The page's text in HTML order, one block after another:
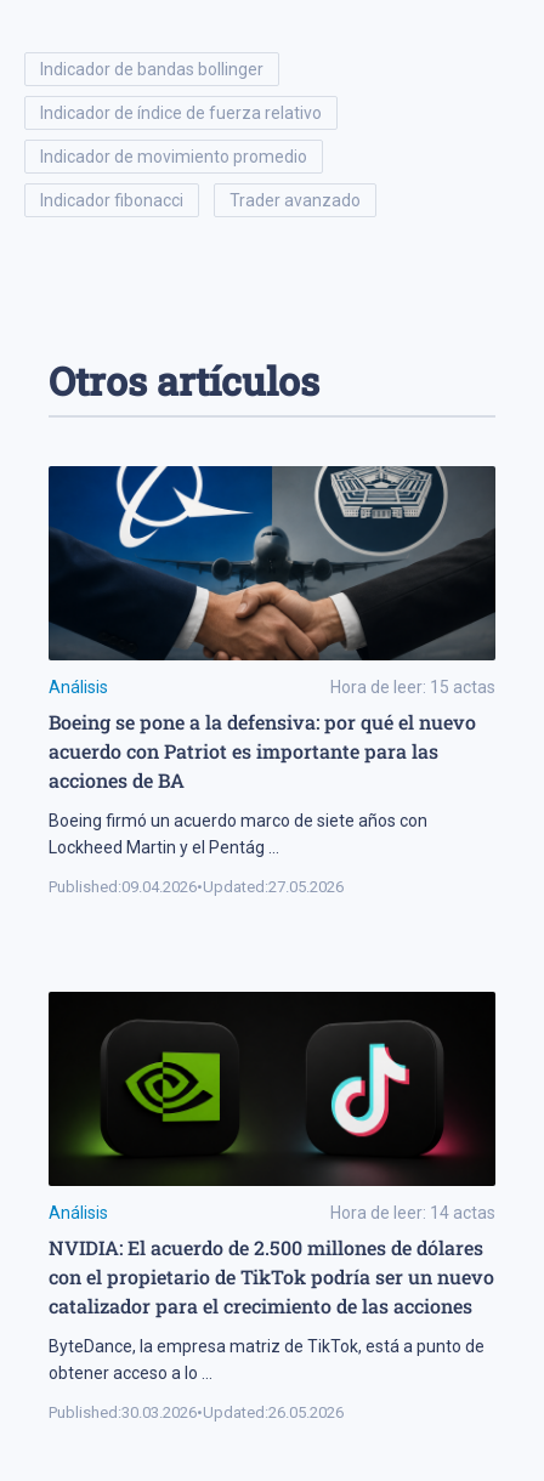
indicador de bandas bollinger
indicador de índice de fuerza relativo
indicador de movimiento promedio
indicador fibonacci trader avanzado
Otros artículos
Análisis Hora de leer: 15 actas
Boeing se pone a la defensiva: por qué el nuevo
acuerdo con Patriot es importante para las
acciones de BA
Boeing firmó un acuerdo marco de siete años con
Lockheed Martin y el Pentág
Published:09.04.2026•Updated:27.05.2026
Análisis Hora de leer: 14 actas
NVIDIA: El acuerdo de 2.500 millones de dólares
con el propietario de TikTok podría ser un nuevo
catalizador para el crecimiento de las acciones
ByteDance, la empresa matriz de TikTok, está a punto de
obtener acceso a lo
Published:30.03.2026•Updated:26.05.2026